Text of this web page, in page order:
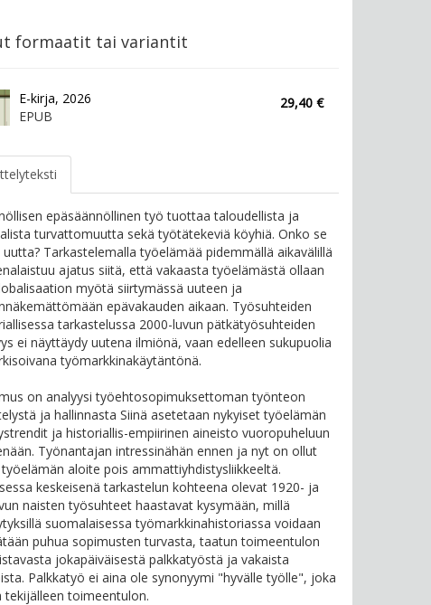
formaatit tai variantit
E-kirja, 2026
EPUB
29,40 €
epäsäännöllinen työ tuottaa taloudellista ja
turvattomuutta sekä työtätekeviä köyhiä. Onko se
uutta? Tarkastelemalla työelämää pidemmällä aikavälillä
ajatus siitä, että vakaasta työelämästä ollaan
myötä siirtymässä uuteen ja
epävakauden aikaan. Työsuhteiden
tarkastelussa 2000-luvun pätkätyösuhteiden
ei näyttäydy uutena ilmiönä, vaan edelleen sukupuolia
työmarkkinakäytäntönä.
on analyysi työehtosopimuksettoman työnteon
ja hallinnasta Siinä asetetaan nykyiset työelämän
ja historiallis-empiirinen aineisto vuoropuheluun
Työnantajan intressinähän ennen ja nyt on ollut
aloite pois ammattiyhdistysliikkeeltä.
keskeisenä tarkastelun kohteena olevat 1920- ja
naisten työsuhteet haastavat kysymään, millä
suomalaisessa työmarkkinahistoriassa voidaan
puhua sopimusten turvasta, taatun toimeentulon
jokapäiväisestä palkkatyöstä ja vakaista
Palkkatyö ei aina ole synonyymi "hyvälle työlle", joka
tekijälleen toimeentulon.